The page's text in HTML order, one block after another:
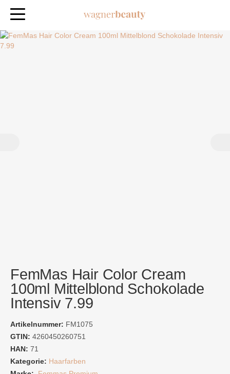
FemMas Hair Color Cream
100ml Mittelblond Schokolade
Intensiv 7.99
Artikelnummer: FM1075
GTIN: 4260450260751
HAN: 71
Kategorie: Haarfarben